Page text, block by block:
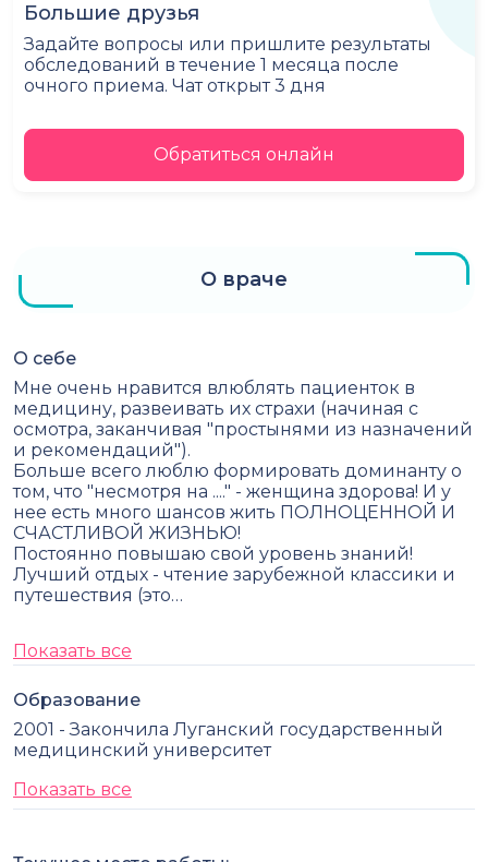
Большие друзья
Задайте вопросы или пришлите результаты
обследований в течение 1 месяца после
очного приема. Чат открыт 3 дня
Обратиться онлайн
О враче
О себе
Мне очень нравится влюблять пациенток в
медицину, развеивать их страхи (начиная с
осмотра, заканчивая "простынями из назначений
и рекомендаций").
Больше всего люблю формировать доминанту о
том, что "несмотря на ...." - женщина здорова! И у
нее есть много шансов жить ПОЛНОЦЕННОЙ И
СЧАСТЛИВОЙ ЖИЗНЬЮ!
Постоянно повышаю свой уровень знаний!
Лучший отдых - чтение зарубежной классики и
путешествия (это…
Показать все
Образование
2001 - Закончила Луганский государственный
медицинский университет
Показать все